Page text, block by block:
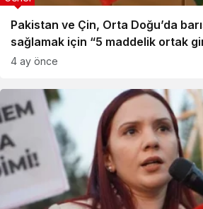
Pakistan ve Çin, Orta Doğu’da
sağlamak için “5 maddelik ortak
4 ay önce